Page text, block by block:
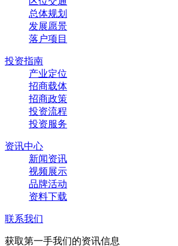
总体规划
发展愿景
落户项目
投资指南
产业定位
招商载体
招商政策
投资流程
投资服务
资讯中心
新闻资讯
视频展示
品牌活动
资料下载
联系我们
获取第一手我们的资讯信息